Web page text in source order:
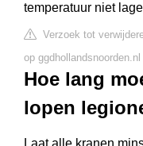
temperatuur niet
Verzoek tot
op ggdhollandsnoorden.nl
Hoe lang
lopen
Laat alle kranen